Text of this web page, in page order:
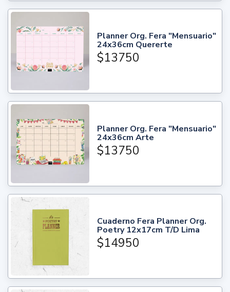
Planner Org. Fera "Mensuario"
24x36cm Quererte
$13750
Planner Org. Fera "Mensuario"
24x36cm Arte
$13750
Cuaderno Fera Planner Org.
Poetry 12x17cm T/D Lima
$14950